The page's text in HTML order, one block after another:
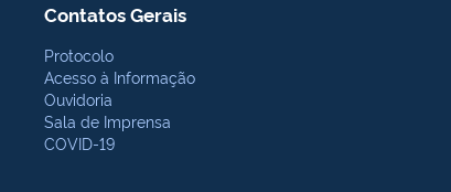
Contatos Gerais
Protocolo
Acesso à Informação
Ouvidoria
Sala de Imprensa
COVID-19